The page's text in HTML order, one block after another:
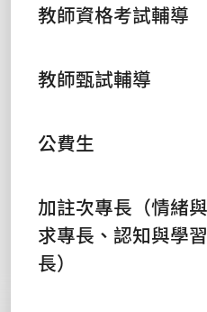
教師資格考試輔導
教師甄試輔導
公費生
加註次專長（情緒
求專長、認知與學
長）